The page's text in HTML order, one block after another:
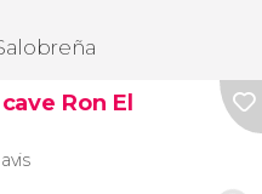
Ron El